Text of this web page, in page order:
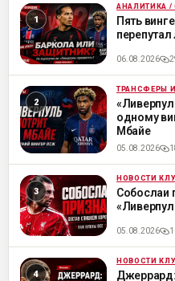
ML АНАЛИТИКА
Пять
06.08.2026
ML ТРАНСФЕРЫ
одному
Мбайе
05.08.2026
ML НОВОСТИ
Собослаи
05.08.2026
ML НОВОСТИ
Джеррард: